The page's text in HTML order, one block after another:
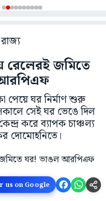
রেলেরই জমিতে
পেয়ে ঘর নির্মাণ শুরু
সেই ঘর ভেঙে দিল
করে ব্যাপক চাঞ্চল্য
দোমোহনিতে।
us on Google